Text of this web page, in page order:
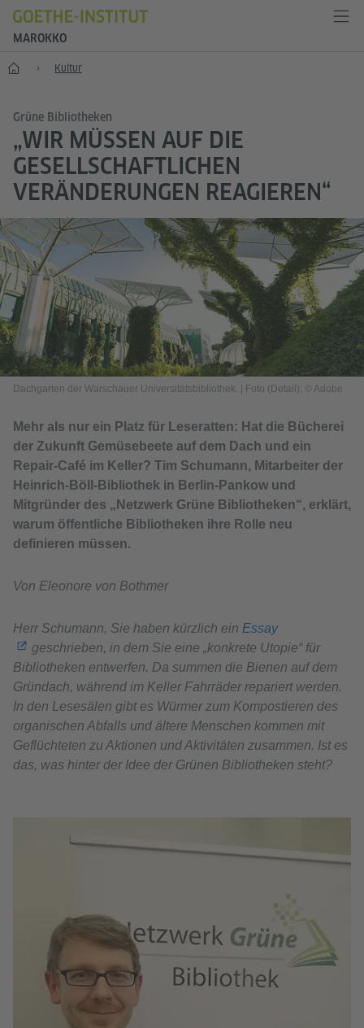
MAROKKO
Start Kultur
Grüne Bibliotheken
„WIR MÜSSEN AUF DIE
GESELLSCHAFTLICHEN
VERÄNDERUNGEN REAGIEREN“
Dachgarten der Warschauer Universitätsbibliothek. Foto (Detail): © Adobe
Mehr als nur ein Platz für Leseratten: Hat die Bücherei
der Zukunft Gemüsebeete auf dem Dach und ein
Repair-Café im Keller? Tim Schumann, Mitarbeiter der
Heinrich-Böll-Bibliothek in Berlin-Pankow und
Mitgründer des „Netzwerk Grüne Bibliotheken“, erklärt,
warum öffentliche Bibliotheken ihre Rolle neu
definieren müssen.
Von Eleonore von Bothmer
Herr Schumann, Sie haben kürzlich ein Essay
geschrieben, in dem Sie eine „konkrete Utopie“ für
Bibliotheken entwerfen. Da summen die Bienen auf dem
Gründach, während im Keller Fahrräder repariert werden.
In den Lesesälen gibt es Würmer zum Kompostieren des
organischen Abfalls und ältere Menschen kommen mit
Geflüchteten zu Aktionen und Aktivitäten zusammen. Ist es
das, was hinter der Idee der Grünen Bibliotheken steht?